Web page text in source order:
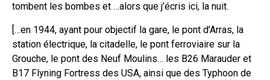
tombent les bombes et …alors que j’écris ici, la nuit.
[…en 1944, ayant pour objectif la gare, le pont d’Arras, la
station électrique, la citadelle, le pont ferroviaire sur la
Grouche, le pont des Neuf Moulins… les B26 Marauder et
B17 Flyning Fortress des USA, ainsi que des Typhoon de